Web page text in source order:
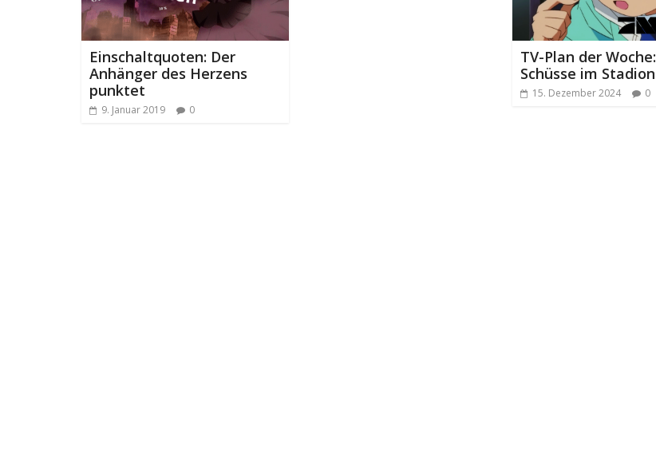
Einschaltquoten: Der
Anhänger des Herzens
punktet
9. Januar 2019 0
TV-Plan der Woche:
Schüsse im Stadion
15. Dezember 2024 0